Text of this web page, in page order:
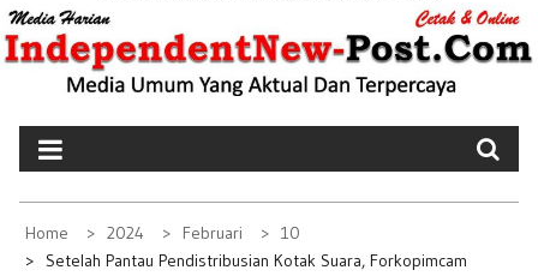
o
Home 2024 Februari
10
Setelah Pantau Pendistribusian Kotak Suara, Forkopimcam